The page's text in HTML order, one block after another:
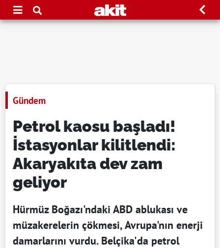
Gündem
Petrol kaosu başladı!
İstasyonlar kilitlendi:
Akaryakıta dev zam
geliyor
Hürmüz Boğazı'ndaki ABD ablukası ve
müzakerelerin çökmesi, Avrupa'nın enerji
damarlarını vurdu. Belçika'da petrol